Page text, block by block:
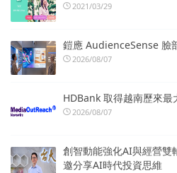
2021/03/29
鎧應 AudienceSense 臉
2026/08/07
HDBank 取得越南歷來
2026/08/07
創智動能強化AI與經營雙
邀分享AI時代投資思維